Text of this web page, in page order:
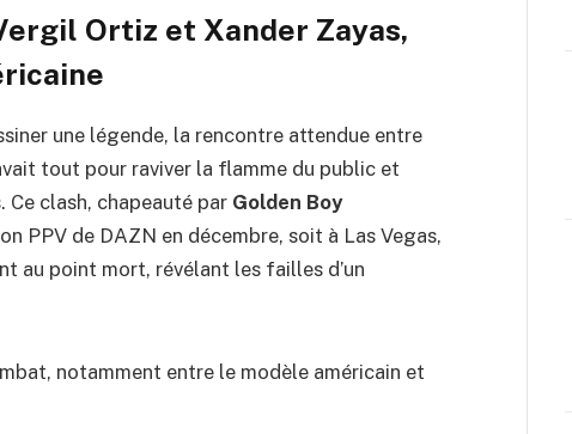
Ortiz et Xander Zayas,
une légende, la rencontre attendue entre
tout pour raviver la flamme du public et
clash, chapeauté par Golden Boy
PPV de DAZN en décembre, soit à Las Vegas,
au point mort, révélant les failles d’un
notamment entre le modèle américain et